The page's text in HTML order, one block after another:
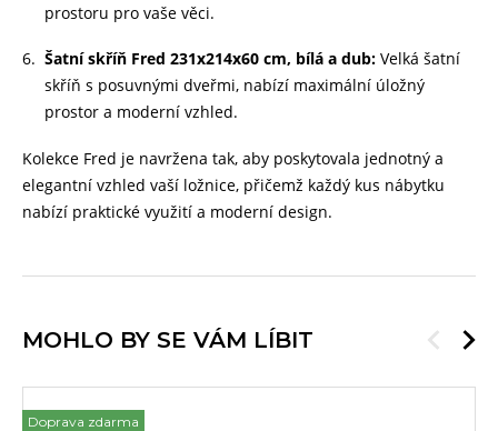
prostoru pro vaše věci.
Šatní skříň Fred 231x214x60 cm, bílá a dub: Velká šatní
skříň s posuvnými dveřmi, nabízí maximální úložný
prostor a moderní vzhled.
Kolekce Fred je navržena tak, aby poskytovala jednotný a
elegantní vzhled vaší ložnice, přičemž každý kus nábytku
nabízí praktické využití a moderní design.
MOHLO BY SE VÁM LÍBIT
Doprava zdarma